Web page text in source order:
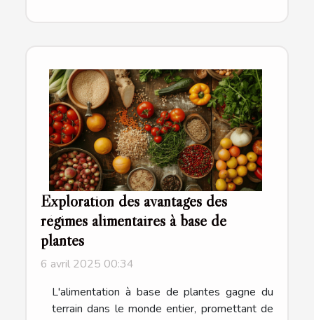
Exploration des avantages des
régimes alimentaires à base de
plantes
6 avril 2025 00:34
L'alimentation à base de plantes gagne du
terrain dans le monde entier, promettant de